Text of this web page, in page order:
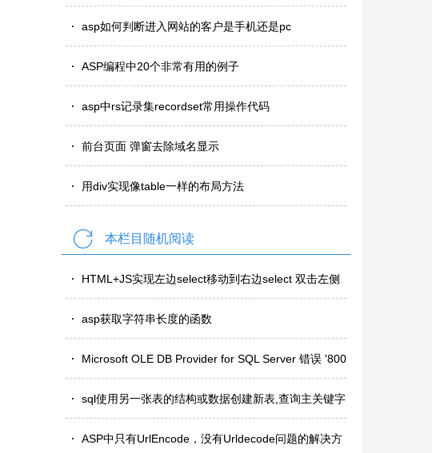
asp如何判断进入网站的客户是手机还是pc
ASP编程中20个非常有用的例子
asp中rs记录集recordset常用操作代码
前台页面 弹窗去除域名显示
用div实现像table一样的布局方法
本栏目随机阅读
HTML+JS实现左边select移动到右边select 双击左侧
选项即可..
asp获取字符串长度的函数
Microsoft OLE DB Provider for SQL Server 错误 '800
40e14'..
sql使用另一张表的结构或数据创建新表,查询主关键字
重复数据,删除..
ASP中只有UrlEncode，没有Urldecode问题的解决方